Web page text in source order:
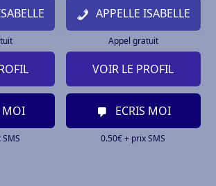
MOI
APPELLE ISABELLE
Appel gratuit
VOIR LE PROFIL
ECRIS MOI
0.50€ + prix SMS